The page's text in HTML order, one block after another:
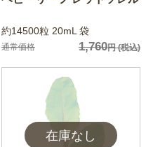
約14500粒 20mL 袋
通常価格 1,760円(税込)